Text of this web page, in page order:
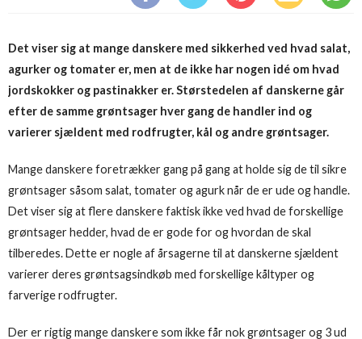
Det viser sig at mange danskere med sikkerhed ved hvad salat,
agurker og tomater er, men at de ikke har nogen idé om hvad
jordskokker og pastinakker er. Størstedelen af danskerne går
efter de samme grøntsager hver gang de handler ind og
varierer sjældent med rodfrugter, kål og andre grøntsager.
Mange danskere foretrækker gang på gang at holde sig de til sikre
grøntsager såsom salat, tomater og agurk når de er ude og handle.
Det viser sig at flere danskere faktisk ikke ved hvad de forskellige
grøntsager hedder, hvad de er gode for og hvordan de skal
tilberedes. Dette er nogle af årsagerne til at danskerne sjældent
varierer deres grøntsagsindkøb med forskellige kåltyper og
farverige rodfrugter.
Der er rigtig mange danskere som ikke får nok grøntsager og 3 ud